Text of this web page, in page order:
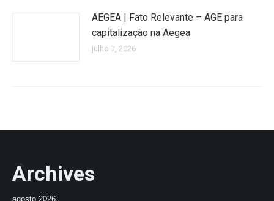
AEGEA | Fato Relevante – AGE para
capitalização na Aegea
julho 7, 2026
Archives
agosto 2026